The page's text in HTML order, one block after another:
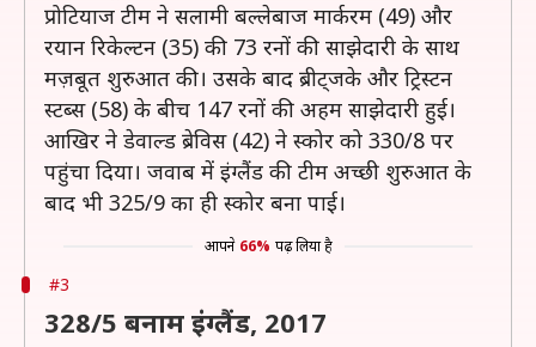
प्रोटियाज टीम ने सलामी बल्लेबाज मार्करम (49) और
रयान रिकेल्टन (35) की 73 रनों की साझेदारी के साथ
मज़बूत शुरुआत की। उसके बाद ब्रीट्जके और ट्रिस्टन
स्टब्स (58) के बीच 147 रनों की अहम साझेदारी हुई।
आखिर ने डेवाल्ड ब्रेविस (42) ने स्कोर को 330/8 पर
पहुंचा दिया। जवाब में इंग्लैंड की टीम अच्छी शुरुआत के
बाद भी 325/9 का ही स्कोर बना पाई।
आपने 66% पढ़ लिया है
#3
328/5 बनाम इंग्लैंड, 2017